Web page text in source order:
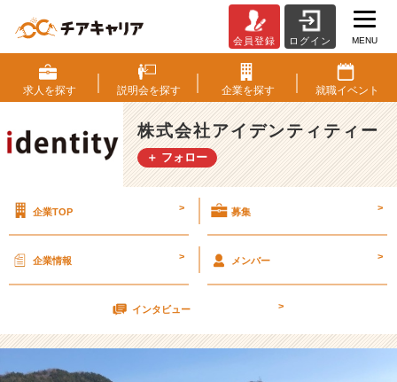
接
の
準
備
①
【株
ア
ン
テ
テ
会員登録 ログイン MENU
求人を探す 説明会を探す 企業を探す 就職イベント
株式会社アイデンティティー
＋ フォロー
企業TOP > 募集 >
企業情報 > メンバー >
インタビュー >